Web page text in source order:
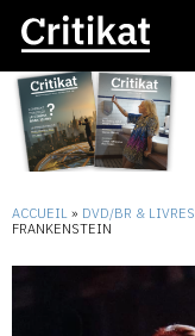
ACCUEIL » DVD/BR & LIVRES
FRANKENSTEIN